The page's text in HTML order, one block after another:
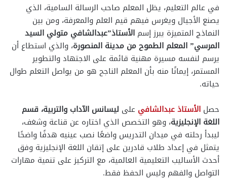
في عالم التعليم، يظل المعلم صاحب الرسالة السامية، الذي
يصنع الأجيال ويغرس فيهم قيم العلم والمعرفة، ومن بين
النماذج المتميزة يبرز إسم الأستاذ”عبدالشافي متولي السيد
المرسي” المعلم الطموح من مدينة المنصورة، والذي استطاع أن
يرسم لنفسه مسيرة مهنية قائمة على الاجتهاد والتطوير
المستمر، إيمانًا منه بأن المعلم الناجح هو من يواصل التعلم طوال
حياته.
حصل الأستاذ عبدالشافي على ليسانس الآداب والتربية، قسم
اللغة الإنجليزية، وهو التخصص الذي اختاره عن قناعة وشغف،
ليبدأ رحلته في ميدان التدريس واضعًا نصب عينيه هدفًا واضحًا
يتمثل في إعداد طلاب قادرين على إتقان اللغة الإنجليزية وفق
أحدث الأساليب التعليمية العالمية، مع التركيز على تنمية مهارات
التواصل والفهم وليس الحفظ فقط.